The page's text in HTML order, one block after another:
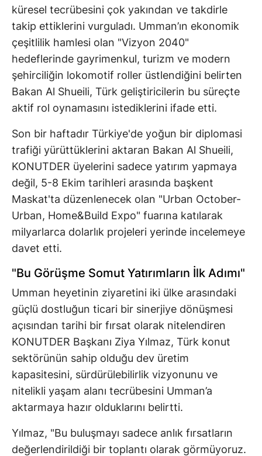
küresel tecrübesini çok yakından ve takdirle
takip ettiklerini vurguladı. Umman’ın ekonomik
çeşitlilik hamlesi olan "Vizyon 2040"
hedeflerinde gayrimenkul, turizm ve modern
şehirciliğin lokomotif roller üstlendiğini belirten
Bakan Al Shueili, Türk geliştiricilerin bu süreçte
aktif rol oynamasını istediklerini ifade etti.
Son bir haftadır Türkiye'de yoğun bir diplomasi
trafiği yürüttüklerini aktaran Bakan Al Shueili,
KONUTDER üyelerini sadece yatırım yapmaya
değil, 5-8 Ekim tarihleri arasında başkent
Maskat'ta düzenlenecek olan "Urban October-
Urban, Home&Build Expo" fuarına katılarak
milyarlarca dolarlık projeleri yerinde incelemeye
davet etti.
"Bu Görüşme Somut Yatırımların İlk Adımı"
Umman heyetinin ziyaretini iki ülke arasındaki
güçlü dostluğun ticari bir sinerjiye dönüşmesi
açısından tarihi bir fırsat olarak nitelendiren
KONUTDER Başkanı Ziya Yılmaz, Türk konut
sektörünün sahip olduğu dev üretim
kapasitesini, sürdürülebilirlik vizyonunu ve
nitelikli yaşam alanı tecrübesini Umman’a
aktarmaya hazır olduklarını belirtti.
Yılmaz, "Bu buluşmayı sadece anlık fırsatların
değerlendirildiği bir toplantı olarak görmüyoruz.